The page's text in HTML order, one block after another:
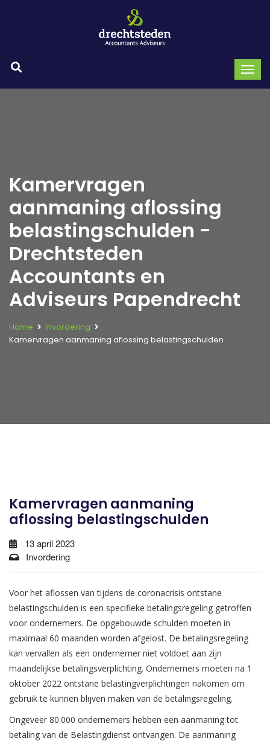
Kamervragen
aanmaning aflossing
belastingschulden -
Drechtsteden
Accountants en
Adviseurs Papendrecht
Home
Invordering
Kamervragen aanmaning aflossing belastingschulden
Kamervragen aanmaning
aflossing belastingschulden
13 april 2023
Invordering
Voor het aflossen van tijdens de coronacrisis ontstane
belastingschulden is een specifieke betalingsregeling getroffen
voor ondernemers. De opgebouwde schulden moeten in
maximaal 60 maanden worden afgelost. De betalingsregeling
kan vervallen als een ondernemer niet voldoet aan zijn
maandelijkse betalingsverplichting. Ondernemers moeten na 1
oktober 2022 ontstane belastingverplichtingen nakomen om
gebruik te kunnen blijven maken van de betalingsregeling.
Ongeveer 80.000 ondernemers hebben een aanmaning tot
betaling van de Belastingdienst ontvangen. De aanmaning